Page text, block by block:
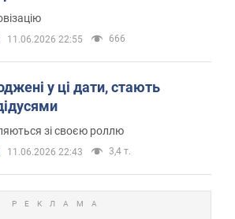
11.06.2026 22:55 666
у ці дати, стають
зі своєю роллю
11.06.2026 22:43 3,4 т.